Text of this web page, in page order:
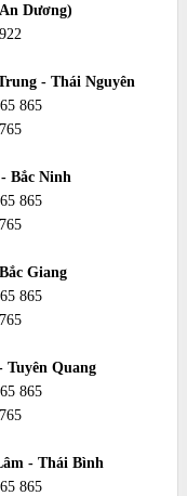
Dương)
- Thái Nguyên
865
Bắc Ninh
865
Giang
865
Tuyên Quang
865
- Thái Bình
865